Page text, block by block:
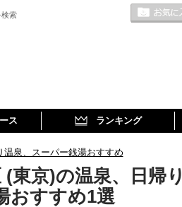
検索
ス ランキング
泉、スーパー銭湯おすすめ
東京)の温泉、日帰り
おすすめ1選